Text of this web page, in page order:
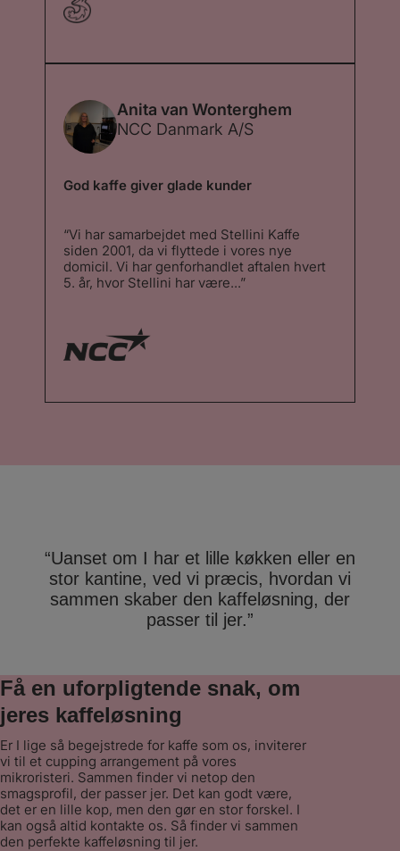
samarbejdspartnere til bl.a. kaffemaskiner
og bønner. Med Stellini’s profil som
kunder en regulær opgradering af
kaffeoplevelsen – og det må man sige, de
har fået. ”
Anita van Wonterghem
NCC Danmark A/S
God kaffe giver glade kunder
“Vi har samarbejdet med Stellini Kaffe
siden 2001, da vi flyttede i vores nye
domicil. Vi har genforhandlet aftalen hvert
5. år, hvor Stellini har være...”
domicil. Vi har genforhandlet aftalen hvert
5. år, hvor Stellini har været i konkurrence
med andre leverandører. Vi har valgt at
“Uanset om I har et lille køkken eller en
stor kantine, ved vi præcis, hvordan vi
sammen skaber den kaffeløsning, der
passer til jer.”
Få en uforpligtende snak, om
jeres kaffeløsning
Er I lige så begejstrede for kaffe som os, inviterer
vi til et cupping arrangement på vores
mikroristeri. Sammen finder vi netop den
smagsprofil, der passer jer. Det kan godt være,
det er en lille kop, men den gør en stor forskel. I
kan også altid kontakte os. Så finder vi sammen
den perfekte kaffeløsning til jer.